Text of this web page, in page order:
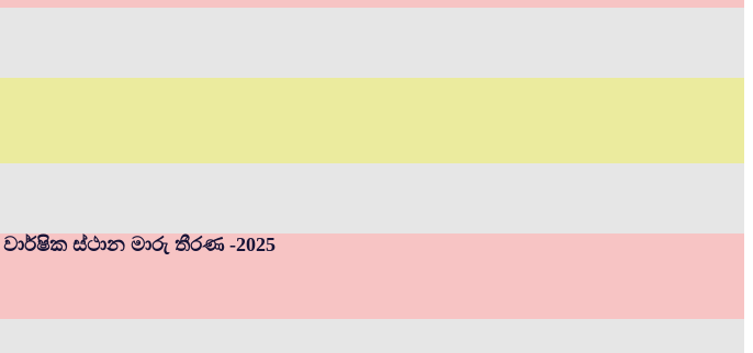
ස්ථාන මාරු තීරණ -2025